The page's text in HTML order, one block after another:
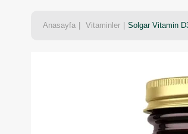
Anasayfa Vitaminler Solgar Vitamin